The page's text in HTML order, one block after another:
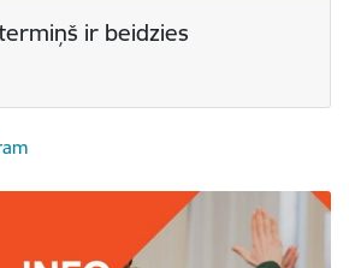
ir beidzies